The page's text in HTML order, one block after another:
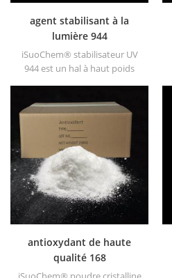
agent stabilisant à la
lumière 944
iSuoChem® stabilisateur UV
944 est un hal à haut poids
températures élevées, etc.
antioxydant de haute
qualité 168